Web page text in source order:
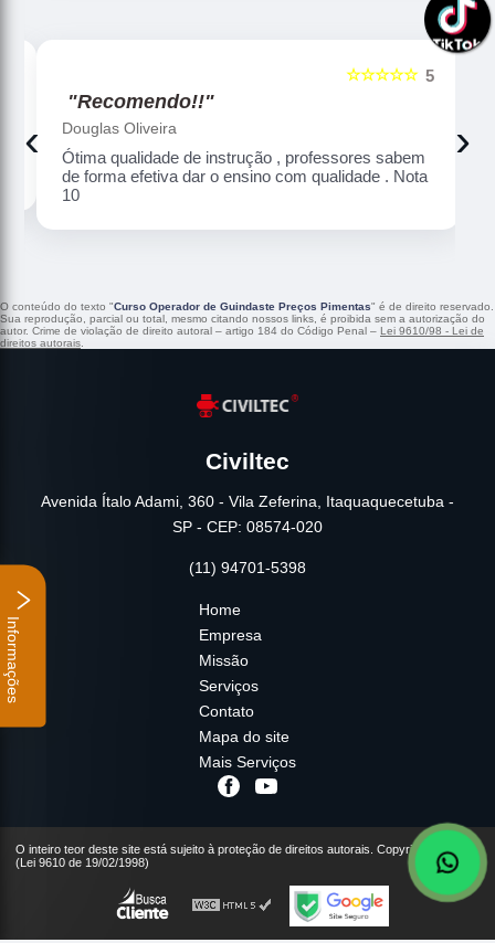
5
☆☆☆☆☆
"Recomendo!!"
Douglas Oliveira
Ótima qualidade de instrução , professores sabem
de forma efetiva dar o ensino com qualidade . Nota
10
‹ ›
O conteúdo do texto "Curso Operador de Guindaste Preços Pimentas" é de direito reservado.
Sua reprodução, parcial ou total, mesmo citando nossos links, é proibida sem a autorização do
autor. Crime de violação de direito autoral – artigo 184 do Código Penal – Lei 9610/98 - Lei de
direitos autorais.
Civiltec
Avenida Ítalo Adami, 360 - Vila Zeferina, Itaquaquecetuba -
SP - CEP: 08574-020
(11) 94701-5398
Home
Empresa
Missão
Serviços
Contato
Mapa do site
Mais Serviços
O inteiro teor deste site está sujeito à proteção de direitos autorais. Copyright© Civiltec
(Lei 9610 de 19/02/1998)
Informações